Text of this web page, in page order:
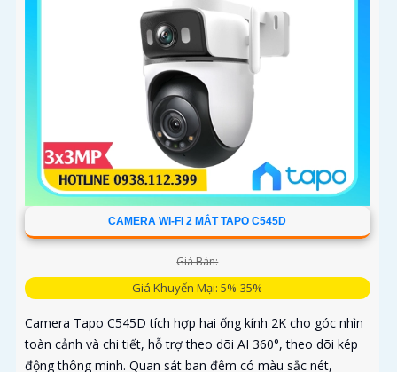
CAMERA WI-FI 2 MẮT TAPO C545D
Giá Bán:
Giá Khuyến Mại: 5%-35%
Camera Tapo C545D tích hợp hai ống kính 2K cho góc nhìn
toàn cảnh và chi tiết, hỗ trợ theo dõi AI 360°, theo dõi kép
động thông minh. Quan sát ban đêm có màu sắc nét,